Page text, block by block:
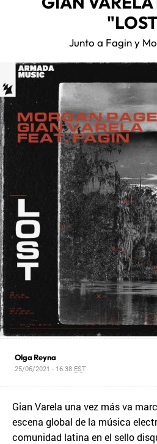
Junto a Fagin y
Olga Reyna
25/06/2021 - 16:38 EST
Gian Varela una vez más va
escena global de la música
comunidad latina en el sello